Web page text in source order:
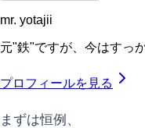
mr. yotajii
元"鉄"ですが、今はすっ
プロフィールを見る
まずは恒例、